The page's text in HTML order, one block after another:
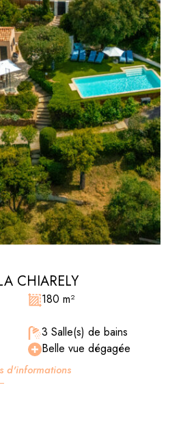
CHIARELY
180 m²
3 Salle(s) de bains
Belle vue dégagée
d'informations